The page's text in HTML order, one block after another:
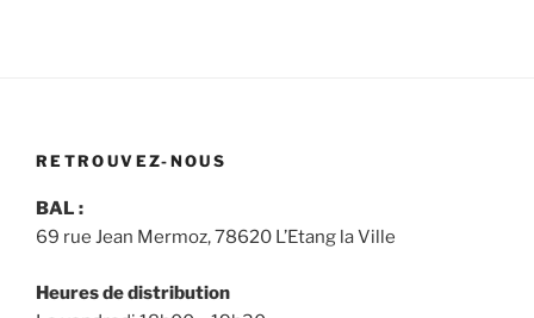
RETROUVEZ-NOUS
BAL :
69 rue Jean Mermoz, 78620 L’Etang la Ville
Heures de distribution